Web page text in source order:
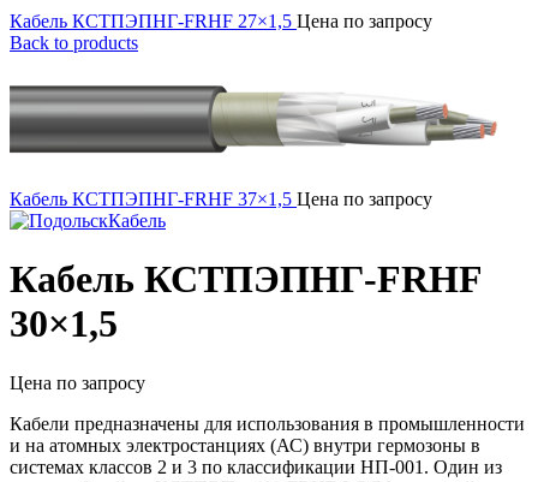
Кабель КСТПЭПНГ-FRHF 27×1,5 Цена по запросу
Back to products
Кабель КСТПЭПНГ-FRHF 37×1,5 Цена по запросу
Кабель КСТПЭПНГ-FRHF
30×1,5
Цена по запросу
Кабели предназначены для использования в промышленности
и на атомных электростанциях (АС) внутри гермозоны в
системах классов 2 и 3 по классификации НП-001. Один из